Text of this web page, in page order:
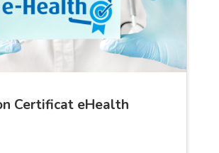
Certificat eHealth